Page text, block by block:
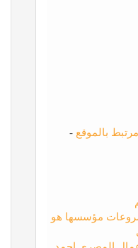
مرتبط بالموقع -
مؤسسها هو